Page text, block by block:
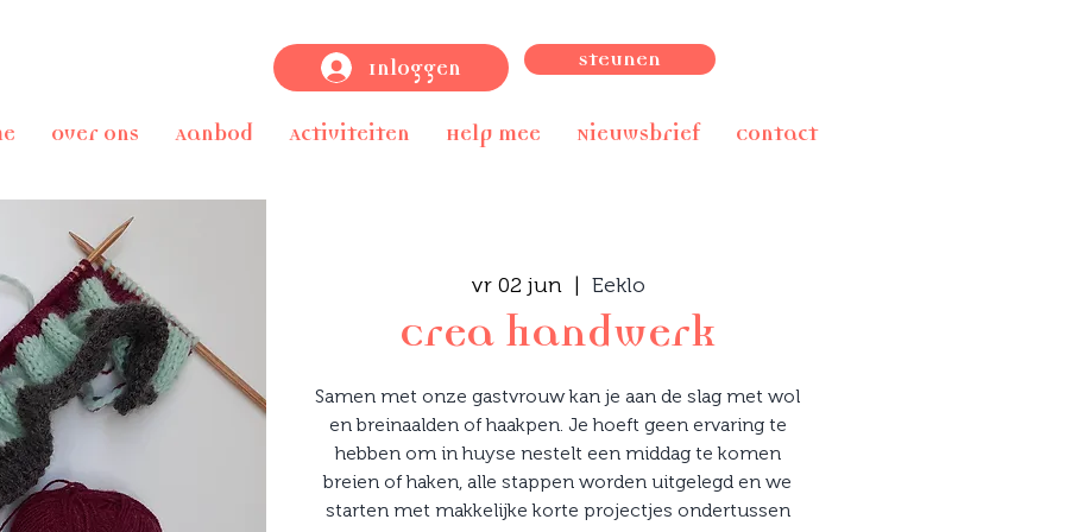
Inloggen Steunen
Over ons Aanbod Activiteiten Help mee Nieuwsbrief Contact
vr 02 jun
  |
Eeklo
Crea handwerk
Samen met onze gastvrouw kan je aan de slag met wol
en breinaalden of haakpen. Je hoeft geen ervaring te
hebben om in huyse nestelt een middag te komen
breien of haken, alle stappen worden uitgelegd en we
starten met makkelijke korte projectjes ondertussen